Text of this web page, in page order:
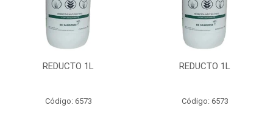
REDUCTO 1L
Código: 6573
REDUCTO 1L
Código: 6573